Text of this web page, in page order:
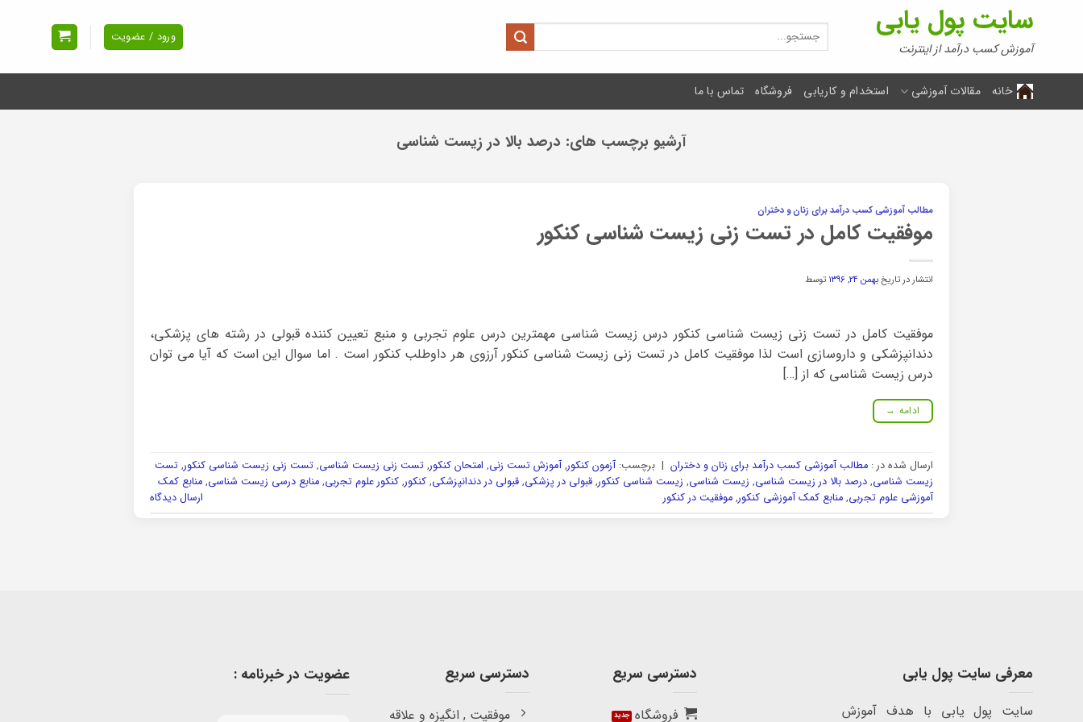
سایت پول یابی
آموزش کسب درآمد از اینترنت
جستجو
برای:
ورود / عضویت
خانه مقالات آموزشی استخدام و کاریابی فروشگاه تماس با ما
آرشیو برچسب های: درصد بالا در زیست شناسی
مطالب آموزشی کسب درآمد برای زنان و دختران
موفقیت کامل در تست زنی زیست شناسی کنکور
انتشار در تاریخبهمن ۲۴, ۱۳۹۶ توسط
موفقیت کامل در تست زنی زیست شناسی کنکور درس زیست شناسی مهمترین درس علوم تجربی و منبع تعیین کننده قبولی در رشته های پزشکی،
دندانپزشکی و داروسازی است لذا موفقیت کامل در تست زنی زیست شناسی کنکور آرزوی هر داوطلب کنکور است . اما سوال این است که آیا می توان
درس زیست شناسی که از […]
ادامه →
ارسال شده در :مطالب آموزشی کسب درآمد برای زنان و دختران | برچسب:آزمون کنکور,آموزش تست زنی, امتحان کنکور,تست زنی زیست شناسی,تست زنی زیست شناسی کنکور,تست
زیست شناسی,درصد بالا در زیست شناسی, زیست شناسی, زیست شناسی کنکور,قبولی در پزشکی,قبولی در دندانپزشکی,کنکور,کنکور علوم تجربی,منابع درسی زیست شناسی,منابع کمک
آموزشی علوم تجربی,منابع کمک آموزشی کنکور,موفقیت در کنکور ارسال دیدگاه
معرفی سایت پول یابی
سایت پول یابی با هدف آموزش
دسترسی سریع
فروشگاه
دسترسی سریع
موفقیت , انگیزه و علاقه
عضویت در خبرنامه :